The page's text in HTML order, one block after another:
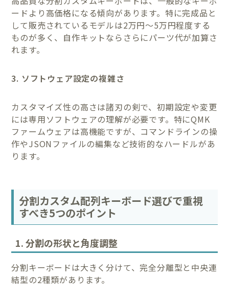
ードより高価格になる傾向があります。特に完成品と
して販売されているモデルは2万円〜5万円程度する
ものが多く、自作キットならさらにパーツ代が加算さ
れます。
3. ソフトウェア設定の複雑さ
カスタマイズ性の高さは諸刃の剣で、初期設定や変更
には専用ソフトウェアの理解が必要です。特にQMK
ファームウェアは高機能ですが、コマンドラインの操
作やJSONファイルの編集など技術的なハードルがあ
ります。
分割カスタム配列キーボード選びで重視
すべき5つのポイント
1. 分割の形状と角度調整
分割キーボードは大きく分けて、完全分離型と中央連
結型の2種類があります。